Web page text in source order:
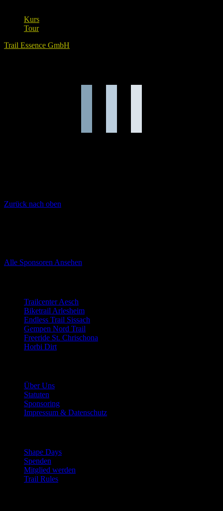
Kurs
Tour
Trail Essence GmbH
Zurück nach oben
Alle Sponsoren Ansehen
Trailcenter Aesch
Biketrail Arlesheim
Endless Trail Sissach
Gempen Nord Trail
Freeride St. Chrischona
Horbi Dirt
Über Uns
Statuten
Sponsoring
Impressum & Datenschutz
Shape Days
Spenden
Mitglied werden
Trail Rules